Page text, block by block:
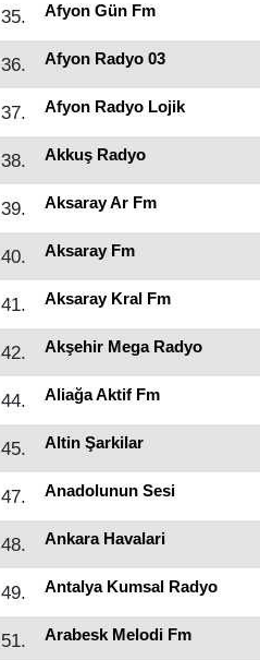
35. Afyon Gün Fm
36. Afyon Radyo 03
37. Afyon Radyo Lojik
38. Akkuş Radyo
39. Aksaray Ar Fm
40. Aksaray Fm
41. Aksaray Kral Fm
42. Akşehir Mega Radyo
44. Aliağa Aktif Fm
45. Altin Şarkilar
47. Anadolunun Sesi
48. Ankara Havalari
49. Antalya Kumsal Radyo
51. Arabesk Melodi Fm